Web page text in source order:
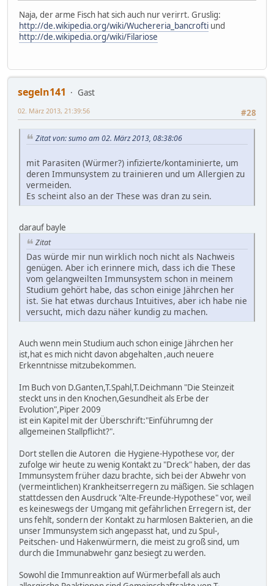
Naja, der arme Fisch hat sich auch nur verirrt. Gruslig:
http://de.wikipedia.org/wiki/Wuchereria_bancrofti und
http://de.wikipedia.org/wiki/Filariose
segeln141
Gast
#28
02. März 2013, 21:39:56
Zitat von: sumo am 02. März 2013, 08:38:06
mit Parasiten (Würmer?) infizierte/kontaminierte, um
deren Immunsystem zu trainieren und um Allergien zu
vermeiden.
Es scheint also an der These was dran zu sein.
darauf bayle
Zitat
Das würde mir nun wirklich noch nicht als Nachweis
genügen. Aber ich erinnere mich, dass ich die These
vom gelangweilten Immunsystem schon in meinem
Studium gehört habe, das schon einige Jährchen her
ist. Sie hat etwas durchaus Intuitives, aber ich habe nie
versucht, mich dazu näher kundig zu machen.
Auch wenn mein Studium auch schon einige Jährchen her
ist,hat es mich nicht davon abgehalten ,auch neuere
Erkenntnisse mitzubekommen.
Im Buch von D.Ganten,T.Spahl,T.Deichmann "Die Steinzeit
steckt uns in den Knochen,Gesundheit als Erbe der
Evolution",Piper 2009
ist ein Kapitel mit der Überschrift:"Einführumng der
allgemeinen Stallpflicht?".
Dort stellen die Autoren die Hygiene-Hypothese vor, der
zufolge wir heute zu wenig Kontakt zu "Dreck" haben, der das
Immunsystem früher dazu brachte, sich bei der Abwehr von
(vermeintlichen) Krankheitserregern zu mäßigen. Sie schlagen
stattdessen den Ausdruck "Alte-Freunde-Hypothese" vor, weil
es keineswegs der Umgang mit gefährlichen Erregern ist, der
uns fehlt, sondern der Kontakt zu harmlosen Bakterien, an die
unser Immunsystem sich angepasst hat, und zu Spul-,
Peitschen- und Hakenwürmern, die meist zu groß sind, um
durch die Immunabwehr ganz besiegt zu werden.
Sowohl die Immunreaktion auf Würmerbefall als auch